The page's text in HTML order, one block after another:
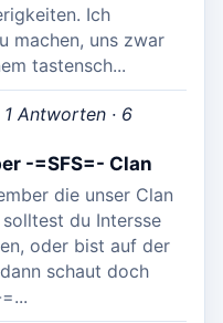
Ich
machen, uns zwar
tastensch...
Antworten · 6
-=SFS=- Clan
die unser Clan
du Intersse
oder bist auf der
schaut doch